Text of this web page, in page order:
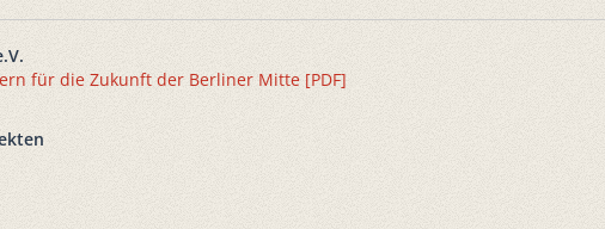
für die Zukunft der Berliner Mitte [PDF]